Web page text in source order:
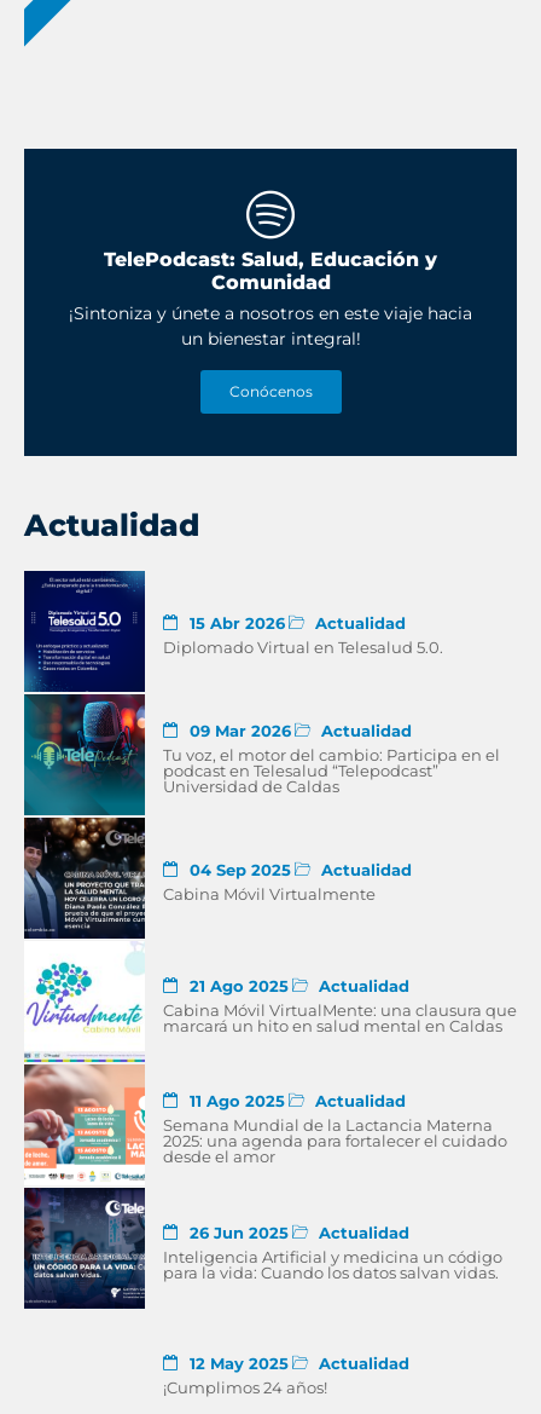
TelePodcast: Salud, Educación y
Comunidad
¡Sintoniza y únete a nosotros en este viaje hacia
un bienestar integral!
Conócenos
Actualidad
15 Abr 2026
Actualidad
Diplomado Virtual en Telesalud 5.0.
09 Mar 2026
Actualidad
Tu voz, el motor del cambio: Participa en el
podcast en Telesalud “Telepodcast”
Universidad de Caldas
04 Sep 2025
Actualidad
Cabina Móvil Virtualmente
21 Ago 2025
Actualidad
Cabina Móvil VirtualMente: una clausura que
marcará un hito en salud mental en Caldas
11 Ago 2025
Actualidad
Semana Mundial de la Lactancia Materna
2025: una agenda para fortalecer el cuidado
desde el amor
26 Jun 2025
Actualidad
Inteligencia Artificial y medicina un código
para la vida: Cuando los datos salvan vidas.
12 May 2025
Actualidad
¡Cumplimos 24 años!